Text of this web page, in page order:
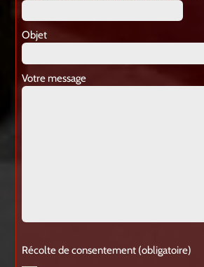
Objet
Votre message
Récolte de consentement (obligatoire)